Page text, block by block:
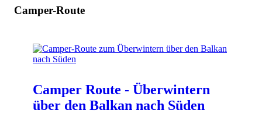
Camper-Route
Camper Route - Überwintern
über den Balkan nach Süden